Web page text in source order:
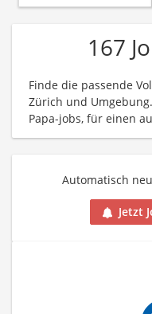
167
Finde die passende
Zürich und
Papa-jobs, für einen
Automatisch
Jetzt